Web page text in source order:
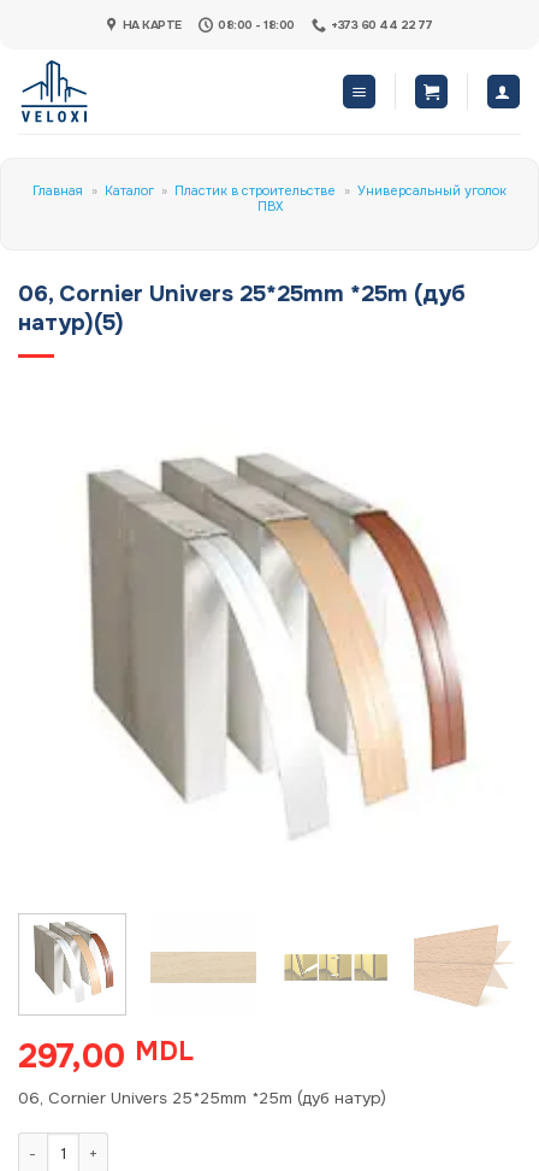
content
НА КАРТЕ 08:00 - 18:00 +373 60 44 22 77
Главная » Каталог » Пластик в строительстве » Универсальный уголок
ПВХ
06, Cornier Univers 25*25mm *25m (дуб
натур)(5)
297,00 MDL
06, Cornier Univers 25*25mm *25m (дуб натур)